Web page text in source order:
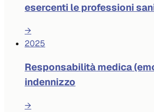
esercenti le professioni
→
2025
Responsabilità medica
indennizzo
→